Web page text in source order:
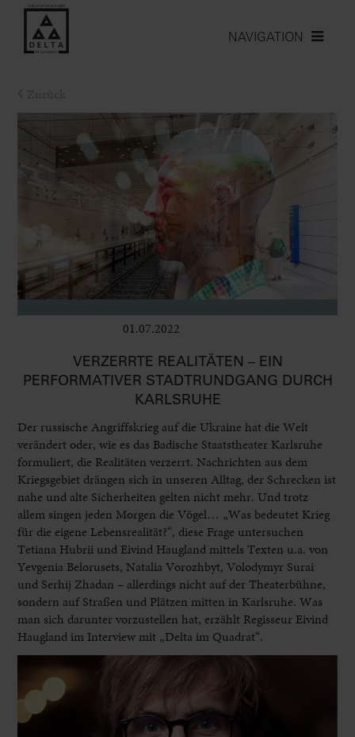
NAVIGATION
01.07.2022
VERZERRTE REALITÄTEN – EIN
PERFORMATIVER STADTRUNDGANG DURCH
KARLSRUHE
Der russische Angriffskrieg auf die Ukraine hat die Welt
verändert oder, wie es das Badische Staatstheater Karlsruhe
formuliert, die Realitäten verzerrt. Nachrichten aus dem
Kriegsgebiet drängen sich in unseren Alltag, der Schrecken ist
nahe und alte Sicherheiten gelten nicht mehr. Und trotz
allem singen jeden Morgen die Vögel… „Was bedeutet Krieg
für die eigene Lebensrealität?“, diese Frage untersuchen
Tetiana Hubrii und Eivind Haugland mittels Texten u.a. von
Yevgenia Belorusets, Natalia Vorozhbyt, Volodymyr Surai
und Serhij Zhadan – allerdings nicht auf der Theaterbühne,
sondern auf Straßen und Plätzen mitten in Karlsruhe. Was
man sich darunter vorzustellen hat, erzählt Regisseur Eivind
Haugland im Interview mit „Delta im Quadrat“.